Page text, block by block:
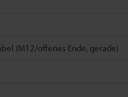
(M12/offenes Ende, gerade)